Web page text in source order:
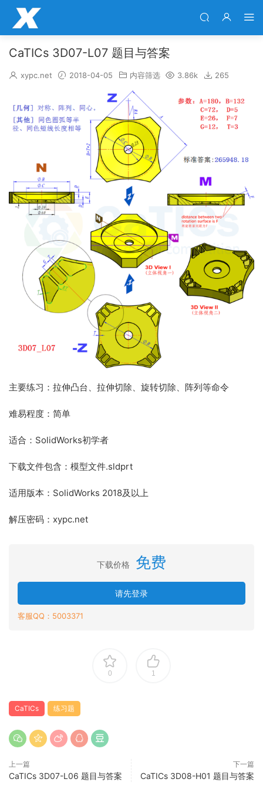
CaTICs 3D07-L07 题目与答案
xypc.net 2018-04-05 内容筛选 3.86k 265
主要练习：拉伸凸台、拉伸切除、旋转切除、阵列等命令
难易程度：简单
适合：SolidWorks初学者
下载文件包含：模型文件.sldprt
适用版本：SolidWorks 2018及以上
解压密码：xypc.net
下载价格 免费
请先登录
客服QQ：5003371
0 1
CaTICs 练习题
上一篇
CaTICs 3D07-L06 题目与答案
下一篇
CaTICs 3D08-H01 题目与答案